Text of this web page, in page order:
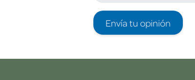
Envía tu opinión